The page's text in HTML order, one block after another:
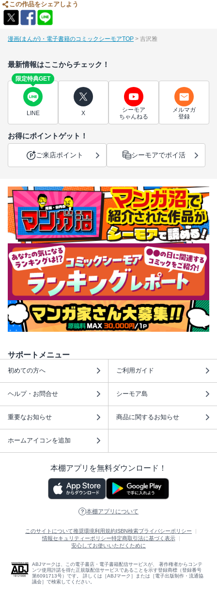
この作品をシェアしよう
漫画(まんが)・電子書籍のコミックシーモアTOP 吉沢雅
最新情報はここからチェック！
限定特典GET
LINE X
シーモア
ちゃんねる
メルマガ
登録
お得にポイントゲット！
ご来店ポイント シーモアでポイ活
サポートメニュー
初めての方へ ご利用ガイド
ヘルプ・お問合せ シーモア島
重要なお知らせ 商品に関するお知らせ
ホームアイコンを追加
本棚アプリを無料ダウンロード！
本棚アプリについて
このサイトについて推奨環境利用規約ISBN検索プライバシーポリシー
情報セキュリティーポリシー特定商取引法に基づく表示
安心してお使いいただくために
ABJマークは、この電子書店・電子書籍配信サービスが、 著作権者からコンテ
ンツ使用許諾を得た正規版配信サービスであることを示す登録商標（登録番号
第6091713号）です。 詳しくは［ABJマーク］または［電子出版制作・流通協
議会］で検索してください。